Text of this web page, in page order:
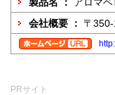
会社概要 ： 〒
PRサイト